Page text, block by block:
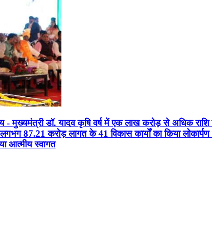
मुख्यमंत्री डॉ. यादव कृषि वर्ष में एक लाख करोड़ से अधिक
87.21 करोड़ लागत के 41 विकास कार्यों का किया
आत्मीय स्वागत